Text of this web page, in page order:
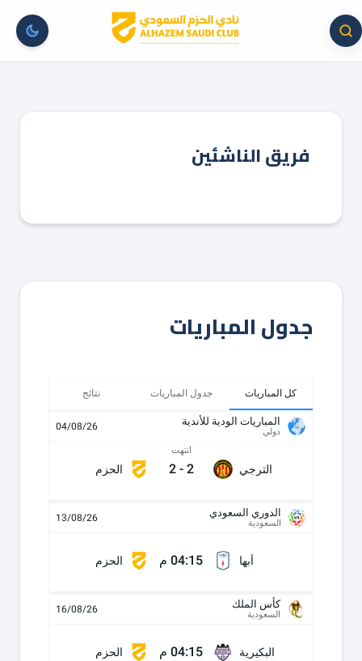
فريق الناشئين
جدول المباريات
كل المباريات جدول المباريات نتائج
المباريات الودية للأندية
دولي 04/08/26
الترجي
انتهت
2
-
2 الحزم
الدوري السعودي
السعودية 13/08/26
أبها 04:15 م الحزم
كأس الملك
السعودية 16/08/26
البكيرية 04:15 م الحزم